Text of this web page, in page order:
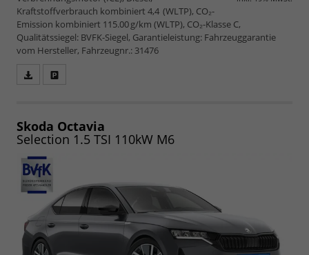
Kraftstoffverbrauch kombiniert 4,4 (WLTP), CO₂-
Emission kombiniert 115.00 g/km (WLTP), CO₂-Klasse C,
Qualitätssiegel: BVFK-Siegel, Garantieleistung: Fahrzeuggarantie
vom Hersteller, Fahrzeugnr.: 31476
speichern/drucken
Skoda Octavia
Selection 1.5 TSI 110kW M6